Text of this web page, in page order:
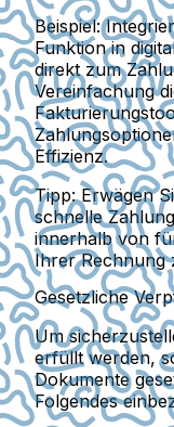
Beispiel:
Funktion in
direkt zum
Vereinfachung
Effizienz.
Tipp:Erwägen
schnelle
innerhalb von
Ihrer Rechnung
Gesetzliche
Um
erfüllt werden,
Dokumente
Folgendes